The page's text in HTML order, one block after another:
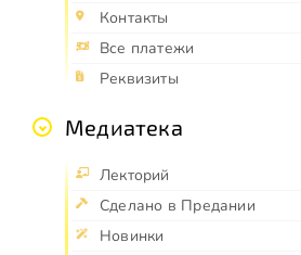
Контакты
Все платежи
Реквизиты
Медиатека
Лекторий
Сделано в Предании
Новинки